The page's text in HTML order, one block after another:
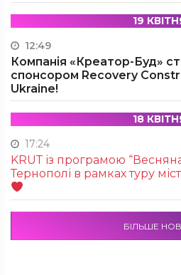
19
12:49
Компанія «Креатор-Буд»
спонсором Recovery
Ukraine!
18
17:24
KRUТ із програмою
Тернополі в рамках туру
БІЛЬШЕ